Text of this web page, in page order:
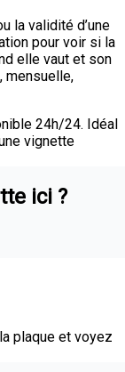
la validité d’une
pour voir si la
elle vaut et son
mensuelle,
24h/24. Idéal
vignette
ici ?
plaque et voyez